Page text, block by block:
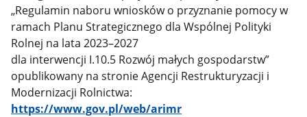
„Regulamin naboru wniosków o przyznanie pomocy w
ramach Planu Strategicznego dla Wspólnej Polityki
Rolnej na lata 2023–2027
dla interwencji I.10.5 Rozwój małych gospodarstw”
opublikowany na stronie Agencji Restrukturyzacji i
Modernizacji Rolnictwa:
https://www.gov.pl/web/arimr